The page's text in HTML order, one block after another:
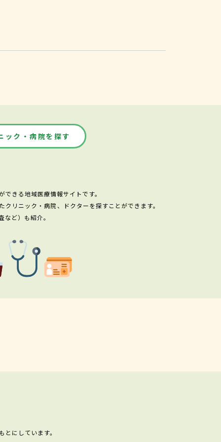
ック・病院を探す
きる地域医療情報サイトです。
リニック・病院、ドクターを探すことができます。
ど）も紹介。
にしています。